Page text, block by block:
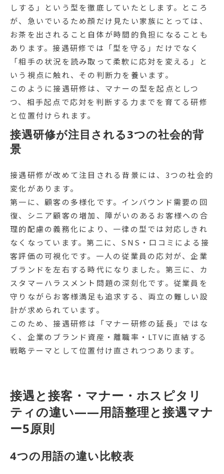
しする」という型を徹底していたとします。ところ
が、急いでいるため顔だけ見たい家族にとっては、
お茶を出されること自体が時間的負担になることも
あります。接遇研修では「型を守る」だけでなく
「相手の状況を読み取って柔軟に応対を変える」と
いう視点に触れ、その判断力を養います。
このように接遇研修は、マナーの型を起点としつ
つ、相手起点で応対を判断する力までを育てる研修
と位置付けられます。
接遇研修が注目される3つの社会的背
景
接遇研修が改めて注目される背景には、3つの社会的
変化があります。
第一に、顧客の多様化です。インバウンド需要の回
復、シニア顧客の増加、障がいのあるお客様への合
理的配慮の義務化により、一律の型では対応しきれ
なくなっています。第二に、SNS・口コミによる接
客評価の可視化です。一人の従業員の応対が、企業
ブランドを左右する時代になりました。第三に、カ
スタマーハラスメント問題の深刻化です。従業員を
守りながらお客様満足も追求する、両立の難しい設
計が求められています。
このため、接遇研修は「マナー研修の延長」ではな
く、企業のブランド資産・離職率・LTVに直結する
戦略テーマとして位置付け直されつつあります。
接遇と接客・マナー・ホスピタリ
ティの違い——用語整理と接遇マナ
ー5原則
4つの用語の違い比較表